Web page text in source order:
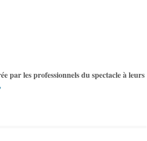
par les professionnels du spectacle à leurs